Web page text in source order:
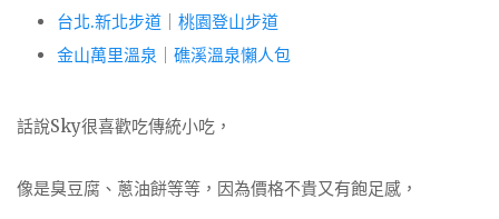
台北.新北步道
桃園登山步道
金山萬里溫泉
礁溪溫泉懶人包
話說Sky很喜歡吃傳統小吃，
像是臭豆腐、蔥油餅等等，因為價格不貴又有飽足感，